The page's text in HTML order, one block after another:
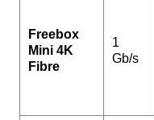
Freebox
Mini 4K
Fibre
1
Gb/s